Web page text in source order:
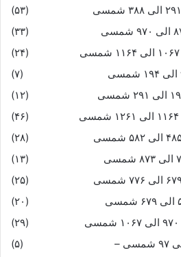
(۵۳)
(۳۳)
(۲۴)
(۷)
(۱۲)
(۴۶)
(۲۸)
(۱۳)
(۲۵)
(۲۰)
(۲۹)
(۵)